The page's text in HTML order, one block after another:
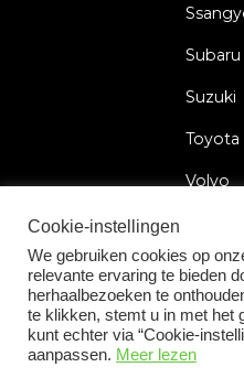
Subaru
Suzuki
Toyota
Volvo
2026 © Car
Cookie-instellingen
We gebruiken cookies op
relevante ervaring te bieden
herhaalbezoeken te
te klikken, stemt u in met het
kunt echter via “Cookie-
aanpassen. Meer lezen